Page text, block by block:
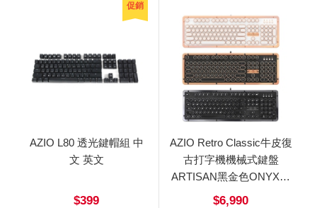
促銷
AZIO L80 透光鍵帽組 中
文 英文
$399
AZIO Retro Classic牛皮復
古打字機機械式鍵盤
ARTISAN黑金色ONYX純
黑色POSH白金色
$6,990